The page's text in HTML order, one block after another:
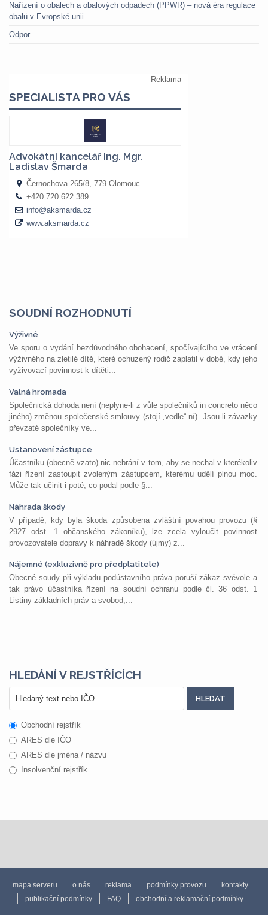
Nařízení o obalech a obalových odpadech (PPWR) – nová éra regulace
obalů v Evropské unii
Odpor
SOUDNÍ ROZHODNUTÍ
Výživné
Ve sporu o vydání bezdůvodného obohacení, spočívajícího ve vrácení
výživného na zletilé dítě, které ochuzený rodič zaplatil v době, kdy jeho
vyživovací povinnost k dítěti...
Valná hromada
Společnická dohoda není (neplyne-li z vůle společníků in concreto něco
jiného) změnou společenské smlouvy (stojí „vedle“ ní). Jsou-li závazky
převzaté společníky ve...
Ustanovení zástupce
Účastníku (obecně vzato) nic nebrání v tom, aby se nechal v kterékoliv
fázi řízení zastoupit zvoleným zástupcem, kterému udělí plnou moc.
Může tak učinit i poté, co podal podle §...
Náhrada škody
V případě, kdy byla škoda způsobena zvláštní povahou provozu (§
2927 odst. 1 občanského zákoníku), lze zcela vyloučit povinnost
provozovatele dopravy k náhradě škody (újmy) z...
Nájemné (exkluzivně pro předplatitele)
Obecné soudy při výkladu podústavního práva poruší zákaz svévole a
tak právo účastníka řízení na soudní ochranu podle čl. 36 odst. 1
Listiny základních práv a svobod,...
HLEDÁNÍ V REJSTŘÍCÍCH
Obchodní rejstřík
ARES dle IČO
ARES dle jména / názvu
Insolvenční rejstřík
mapa serveru o nás reklama podmínky provozu
kontakty
publikační podmínky
FAQ obchodní a reklamační podmínky